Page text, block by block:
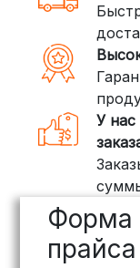
(ПЭК,
Если ваш
тяжелые
грузов:
ПЭК:
дней,
рублей
У
Форма
прайса